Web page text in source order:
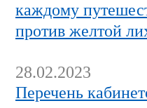
каждому
против желтой
28.02.2023
Перечень